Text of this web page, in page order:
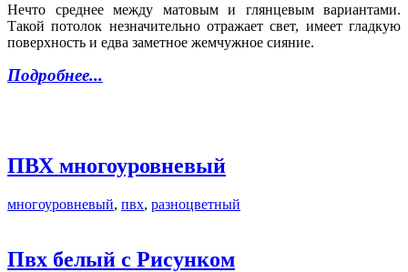
Нечто среднее между матовым и глянцевым вариантами.
Такой потолок незначительно отражает свет, имеет гладкую
поверхность и едва заметное жемчужное сияние.
Подробнее...
ПВХ многоуровневый
многоуровневый, пвх, разноцветный
Пвх белый с Рисунком